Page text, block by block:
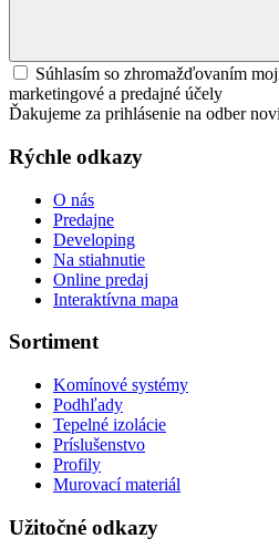
Súhlasím so zhromažďovaním
marketingové a predajné účely
Ďakujeme za prihlásenie na odber
Rýchle odkazy
O nás
Predajne
Developing
Na stiahnutie
Online predaj
Interaktívna mapa
Sortiment
Komínové systémy
Podhľady
Tepelné izolácie
Príslušenstvo
Profily
Murovací materiál
Užitočné odkazy